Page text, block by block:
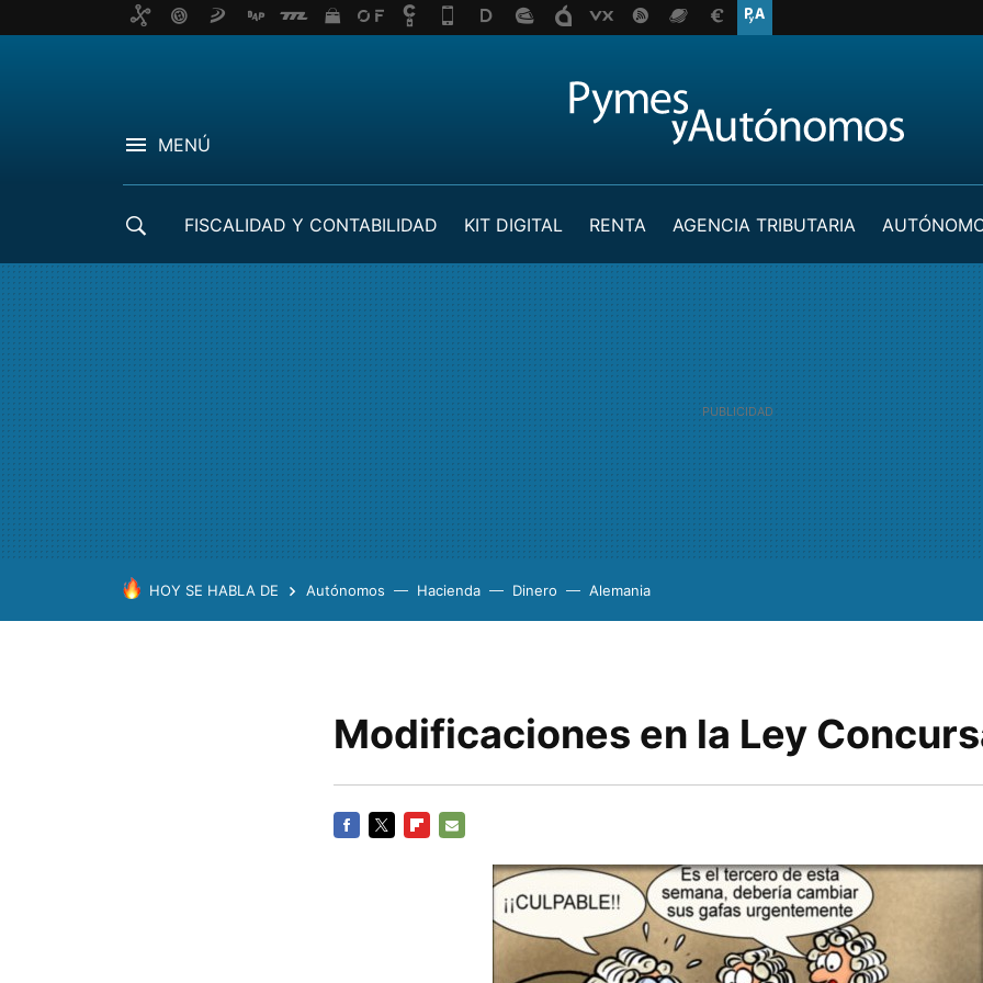
MENÚ
FISCALIDAD Y CONTABILIDAD KIT DIGITAL RENTA AGENCIA TRIBUTARIA
HOY SE HABLA DE Autónomos Hacienda Dinero Alemania
Modificaciones en la Ley